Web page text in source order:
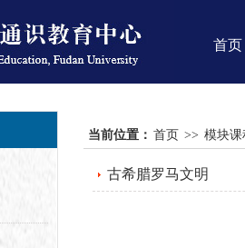
首页
当前位置： 首页 >> 模块课
古希腊罗马文明